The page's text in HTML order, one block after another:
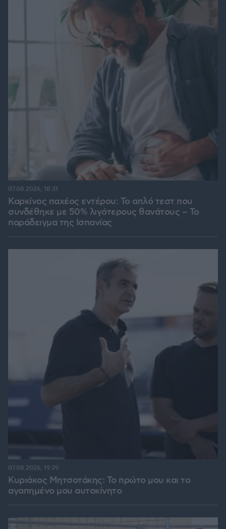
Καρκίνος παχέος εντέρου: Το απλό τεστ που
συνδέθηκε με 50% λιγότερους θανάτους – Το
παράδειγμα της Ισπανίας
07.08.2026, 18:31
Κυριάκος Μητσοτάκης: Το πρώτο μου και το
αγαπημένο μου αυτοκίνητο
07.08.2026, 19:39